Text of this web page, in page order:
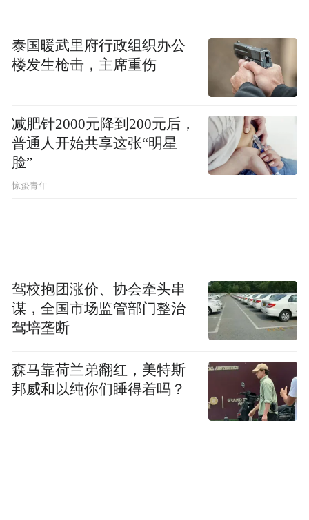
泰国暖武里府行政组织办公
楼发生枪击，主席重伤
减肥针2000元降到200元后，
普通人开始共享这张“明星
脸”
惊蛰青年
驾校抱团涨价、协会牵头串
谋，全国市场监管部门整治
驾培垄断
森马靠荷兰弟翻红，美特斯
邦威和以纯你们睡得着吗？